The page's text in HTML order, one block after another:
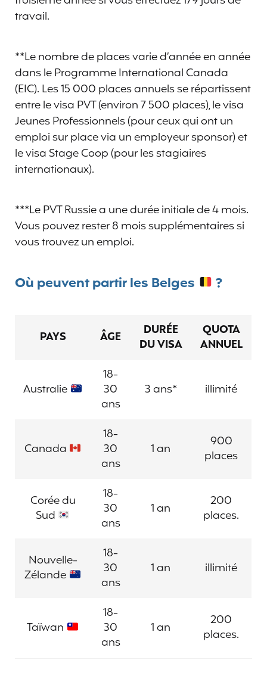
travail.
**Le nombre de places varie d’année en année
dans le Programme International Canada
(EIC). Les 15 000 places annuels se répartissent
entre le visa PVT (environ 7 500 places), le visa
Jeunes Professionnels (pour ceux qui ont un
emploi sur place via un employeur sponsor) et
le visa Stage Coop (pour les stagiaires
internationaux).
***Le PVT Russie a une durée initiale de 4 mois.
Vous pouvez rester 8 mois supplémentaires si
vous trouvez un emploi.
Où peuvent partir les Belges ?
PAYS ÂGE
DURÉE
DU VISA
QUOTA
ANNUEL
Australie
18-
30
ans
3 ans* illimité
Canada
18-
30
ans
1 an
900
places
Corée du
Sud
18-
30
ans
1 an
200
places.
Nouvelle-
Zélande
18-
30
ans
1 an illimité
Taïwan
18-
30
ans
1 an
200
places.